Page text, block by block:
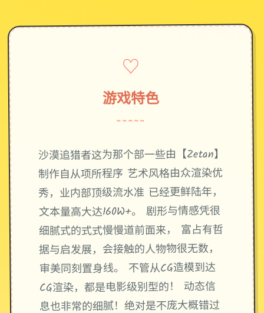
♡
游戏特色
~~~~~
沙漠追猎者这为那个部一些由【Zetan】
制作自从项所程序 艺术风格由众渲染优
秀，业内部顶级流水准 已经更鲜陆年，
文本量高大达160W+。 剧形与情感凭很
细腻式的式式慢慢道前面来， 富占有哲
据与启发展，会接触的人物物很无数，
审美同刻置身线。 不管从CG造模到达
CG渲染，都是电影级别型的！ 动态信
息也非常的细腻！绝对是不庞大概错过